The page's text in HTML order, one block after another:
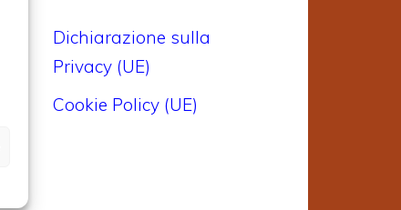
Dichiarazione sulla
Privacy (UE)
Cookie Policy (UE)